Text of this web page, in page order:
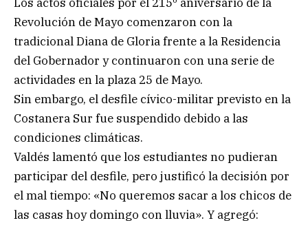
Revolución de Mayo comenzaron con la
tradicional Diana de Gloria frente a la Residencia
del Gobernador y continuaron con una serie de
actividades en la plaza 25 de Mayo.
Sin embargo, el desfile cívico-militar previsto en la
Costanera Sur fue suspendido debido a las
condiciones climáticas.
Valdés lamentó que los estudiantes no pudieran
participar del desfile, pero justificó la decisión por
el mal tiempo: «No queremos sacar a los chicos de
las casas hoy domingo con lluvia». Y agregó: